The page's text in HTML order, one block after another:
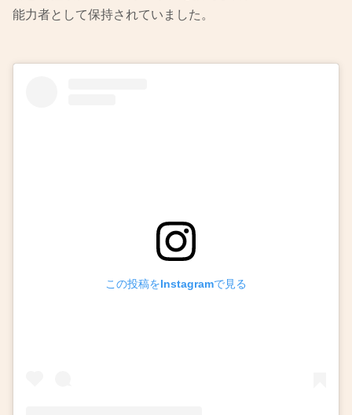
能力者として保持されていました。
この投稿をInstagramで見る